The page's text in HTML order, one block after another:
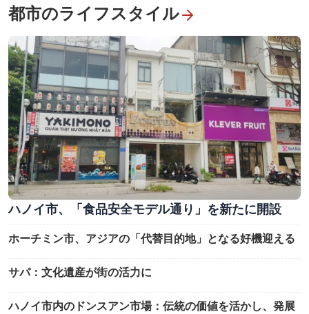
都市のライフスタイル
ハノイ市、「食品安全モデル通り」を新たに開設
ホーチミン市、アジアの「代替目的地」となる好機迎える
サパ：文化遺産が街の活力に
ハノイ市内のドンスアン市場：伝統の価値を活かし、発展